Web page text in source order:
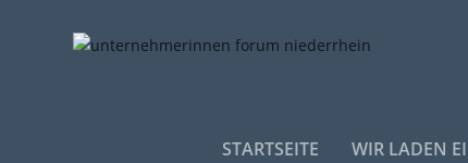
STARTSEITE WIR LADEN